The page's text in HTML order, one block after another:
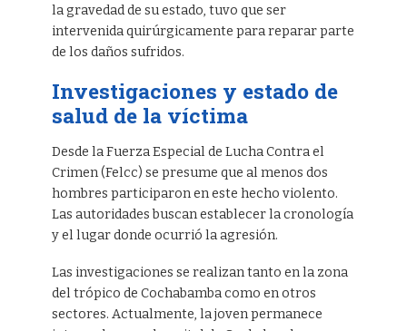
la gravedad de su estado, tuvo que ser
intervenida quirúrgicamente para reparar parte
de los daños sufridos.
Investigaciones y estado de
salud de la víctima
Desde la Fuerza Especial de Lucha Contra el
Crimen (Felcc) se presume que al menos dos
hombres participaron en este hecho violento.
Las autoridades buscan establecer la cronología
y el lugar donde ocurrió la agresión.
Las investigaciones se realizan tanto en la zona
del trópico de Cochabamba como en otros
sectores. Actualmente, la joven permanece